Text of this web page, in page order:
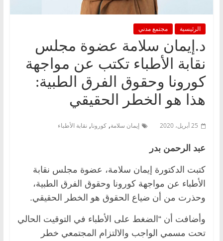
الرئيسية مجتمع مدني
د.إيمان سلامة عضوة مجلس
نقابة الأطباء تكتب عن مواجهة
كورونا وحقوق الفرق الطبية:
هذا هو الخطر الحقيقي
25 أبريل، 2020 إيمان سلامة, كورونا, نقابة الأطباء
عبد الرحمن بدر
كتبت الدكتورة إيمان سلامة، عضوة مجلس نقابة
الأطباء عن مواجهة كورونا وحقوق الفرق الطبية،
وحذرت من أن ضياع الحقوق هو الخطر الحقيقي.
وأضافت أن “الضغط على الأطباء في التوقيت الحالي
تحت مسمي الواجب والالتزام المجتمعي خطر